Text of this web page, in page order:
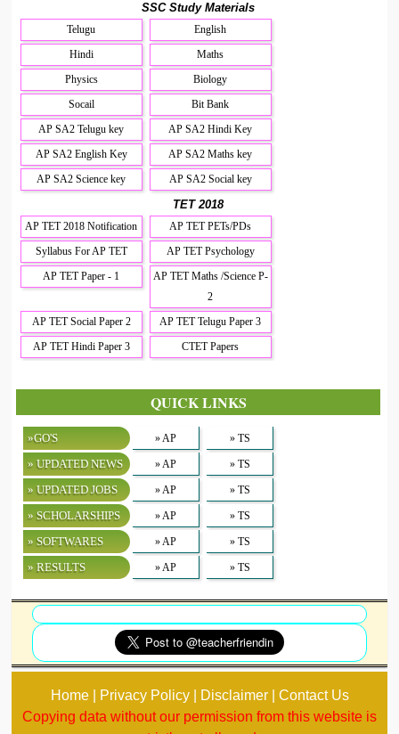
SSC Study Materials
Telugu
English
Hindi
Maths
Physics
Biology
Socail
Bit Bank
AP SA2 Telugu key
AP SA2 Hindi Key
AP SA2 English Key
AP SA2 Maths key
AP SA2 Science key
AP SA2 Social key
TET 2018
AP TET 2018 Notification
AP TET PETs/PDs
Syllabus For AP TET
AP TET Psychology
AP TET Paper - 1
AP TET Maths /Science P-
2
AP TET Social Paper 2
AP TET Telugu Paper 3
AP TET Hindi Paper 3
CTET Papers
QUICK LINKS
»GO'S » AP » TS
» UPDATED NEWS » AP » TS
» UPDATED JOBS » AP » TS
» SCHOLARSHIPS » AP » TS
» SOFTWARES » AP » TS
» RESULTS » AP » TS
Home | Privacy Policy | Disclaimer | Contact Us
Copying data without our permission from this website is